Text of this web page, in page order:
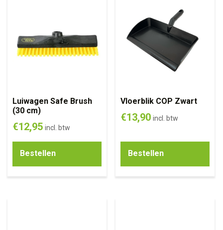
Luiwagen Safe Brush
(30 cm)
€12,95 incl. btw
Bestellen
Vloerblik COP Zwart
€13,90 incl. btw
Bestellen